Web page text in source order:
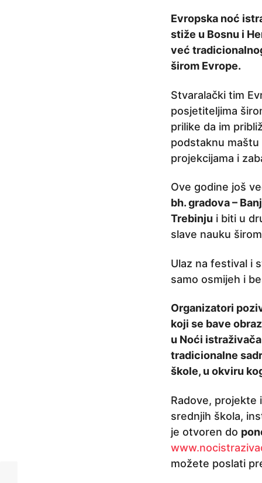
Evropska noć
stiže u Bosnu i
već
širom Evrope.
Stvaralački tim
posjetiteljima
prilike da im
podstaknu
projekcijama i
Ove godine još
bh. gradova –
Trebinju i biti u
slave nauku
Ulaz na festival i
samo osmijeh i
Organizatori
koji se bave
u Noći
tradicionalne
škole, u okviru
Radove, projekte
srednjih škola,
je otvoren do
možete poslati